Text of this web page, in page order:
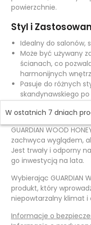
powierzchnie.
Styl i
Idealny do salonów,
Może być używany
ścianach, co
harmonijnych
Pasuje do różnych
skandynawskiego
Dodatkowe
GUARDIAN WOOD
zachwyca wyglądem,
Jest trwały i odporny
go inwestycją na lata.
Wybierając GUARDIAN
produkt, który
niepowtarzalny klimat i
Informacje o
W ostatnich 7 dniach